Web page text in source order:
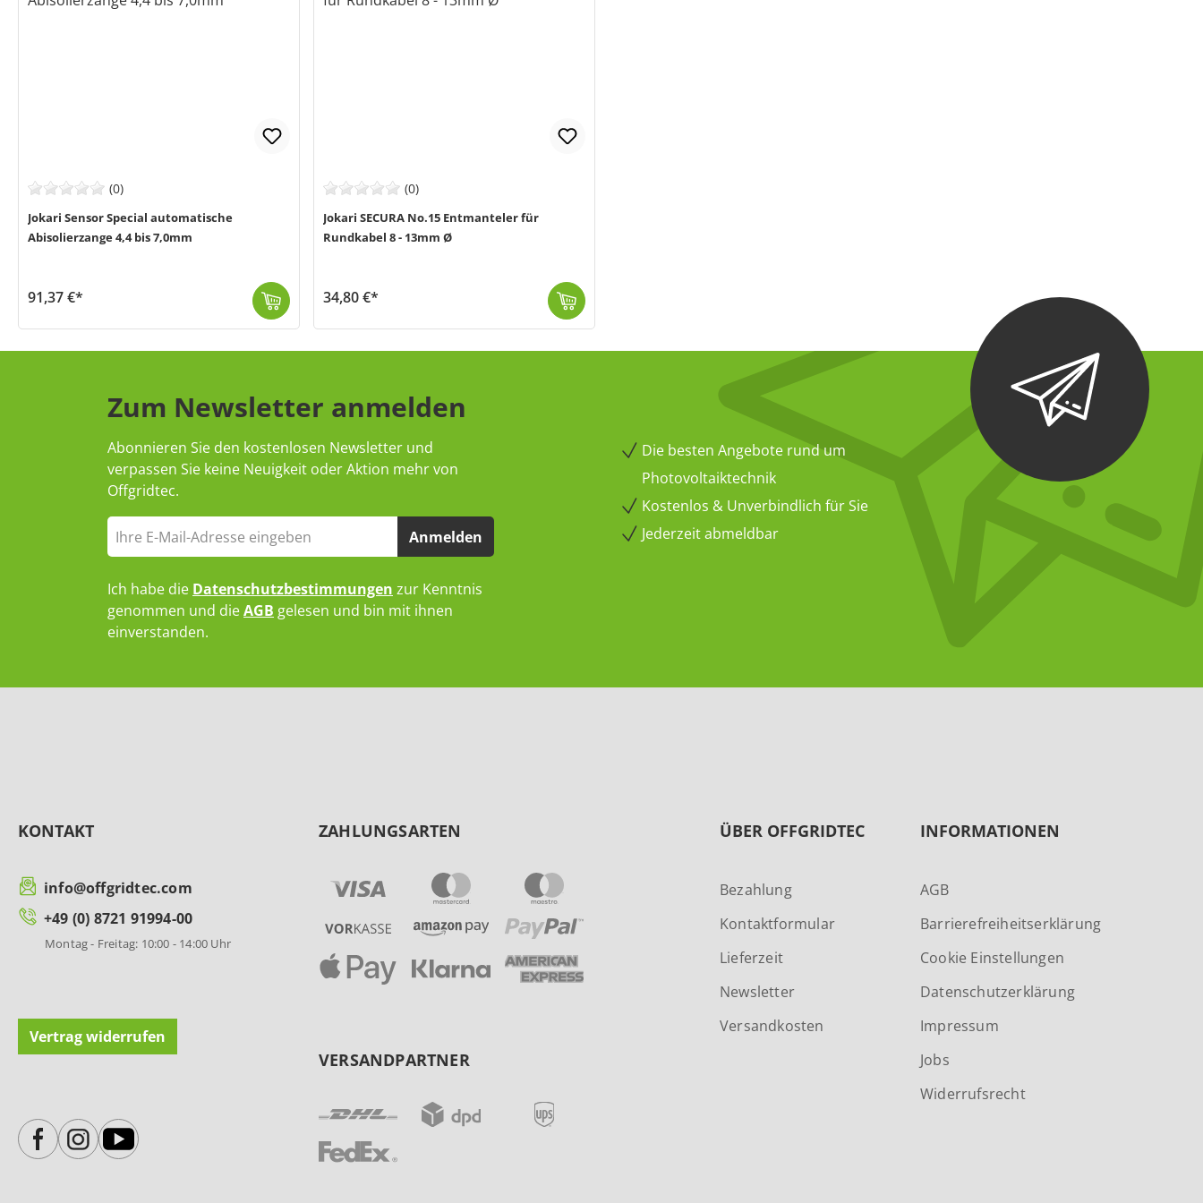
(0)
Jokari Sensor Special automatische
Abisolierzange 4,4 bis 7,0mm
91,37 €*
(0)
Jokari SECURA No.15 Entmanteler für
Rundkabel 8 - 13mm Ø
34,80 €*
Zum Newsletter anmelden
Abonnieren Sie den kostenlosen Newsletter und
verpassen Sie keine Neuigkeit oder Aktion mehr von
Offgridtec.
Anmelden
Ich habe die Datenschutzbestimmungen zur Kenntnis
genommen und dieAGB gelesen und bin mit ihnen
einverstanden.
Die besten Angebote rund um
Photovoltaiktechnik
Kostenlos & Unverbindlich für Sie
Jederzeit abmeldbar
KONTAKT
info@offgridtec.com
+49 (0) 8721 91994-00
Montag - Freitag: 10:00 - 14:00 Uhr
Vertrag widerrufen
ZAHLUNGSARTEN
VERSANDPARTNER
ÜBER OFFGRIDTEC
Bezahlung
Kontaktformular
Lieferzeit
Newsletter
Versandkosten
INFORMATIONEN
AGB
Barrierefreiheitserklärung
Cookie Einstellungen
Datenschutzerklärung
Impressum
Jobs
Widerrufsrecht